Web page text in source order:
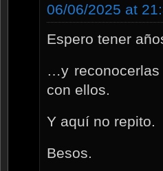
06/06/2025 at
Espero tener
…y
con ellos.
Y aquí no repito.
Besos.